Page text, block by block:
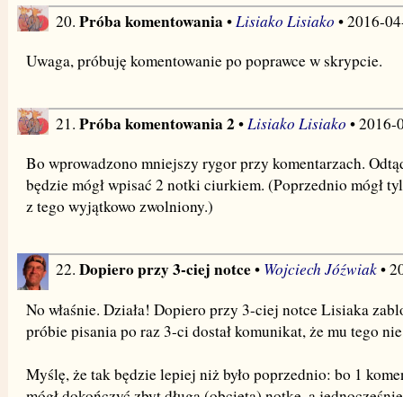
20. Próba komentowania • Lisiako Lisiako • 2016-
Uwaga, próbuję komentowanie po poprawce w skrypcie.
21. Próba komentowania 2•Lisiako Lisiako • 2016-
Bo wprowadzono mniejszy rygor przy komentarzach.
będzie mógł wpisać 2 notki ciurkiem. (Poprzednio mógł
z tego wyjątkowo zwolniony.)
22. Dopiero przy 3-ciej notce• Wojciech Jóźwiak•
No właśnie. Działa! Dopiero przy 3-ciej notce Lisiaka
próbie pisania po raz 3-ci dostał komunikat, że mu tego
Myślę, że tak będzie lepiej niż było poprzednio: bo 1